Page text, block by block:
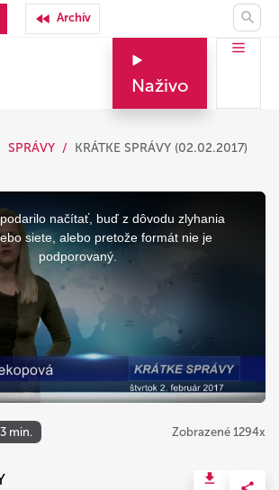
Archív
Naživo
SPRÁVY KRÁTKE SPRÁVY (02.02.2017)
načítať, buď z dôvodu zlyhania
siete, alebo pretože formát nie je
podporovaný.
min. Zobrazené 1294x